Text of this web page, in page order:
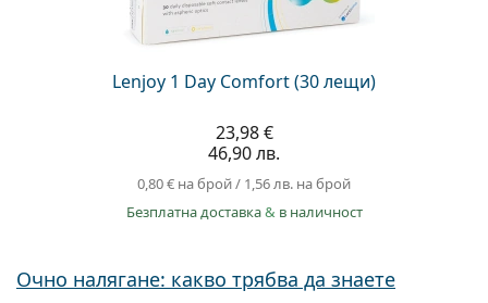
Lenjoy 1 Day Comfort (30 лещи)
23,98 €
46,90 лв.
0,80 € на брой/ 1,56 лв. на брой
Безплатна доставка& в наличност
Очно налягане: какво трябва да знаете